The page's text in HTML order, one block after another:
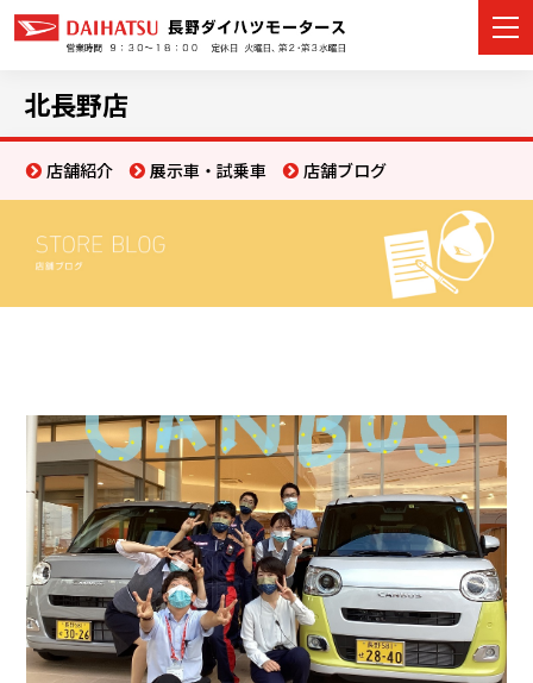
カーラインナップ
展示車・試乗車
店舗情報
ご購入者サポート
アフターサポート
会社情報
カタ
北長野店
店舗紹介 展示車・試乗車 店舗ブログ